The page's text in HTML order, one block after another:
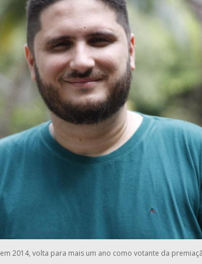
2014, volta para mais um ano como votante da